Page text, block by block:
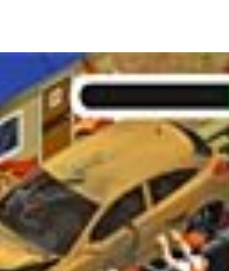
wiśnia i jej płatki